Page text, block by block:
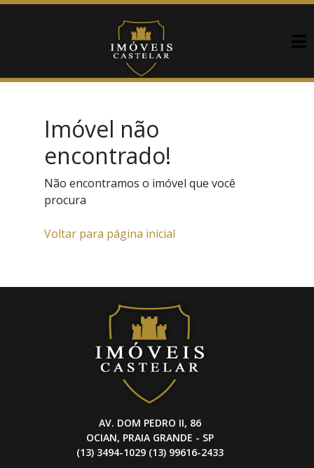
Imóvel não
encontrado!
Não encontramos o imóvel que você
procura
Voltar para página inicial
AV. DOM PEDRO II, 86
OCIAN, PRAIA GRANDE - SP
(13) 3494-1029 (13) 99616-2433